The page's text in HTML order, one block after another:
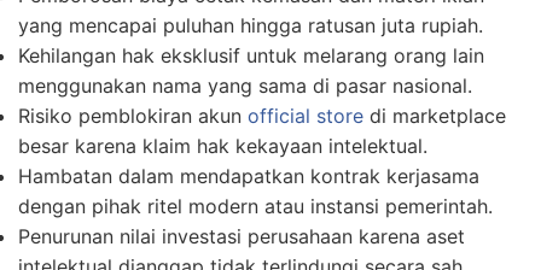
yang mencapai puluhan hingga ratusan juta rupiah.
Kehilangan hak eksklusif untuk melarang orang lain
menggunakan nama yang sama di pasar nasional.
Risiko pemblokiran akun official store di marketplace
besar karena klaim hak kekayaan intelektual.
Hambatan dalam mendapatkan kontrak kerjasama
dengan pihak ritel modern atau instansi pemerintah.
Penurunan nilai investasi perusahaan karena aset